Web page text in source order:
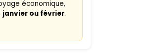
économique,
janvier ou février.